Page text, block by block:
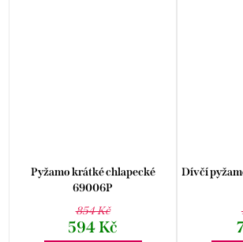
Pyžamo krátké chlapecké
69006P
854 Kč
594 Kč
Dívčí